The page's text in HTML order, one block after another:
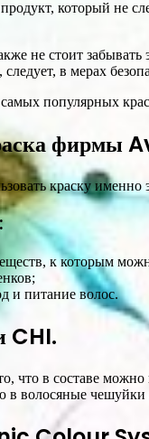
который не
не стоит
в мерах
популярных
фирмы
краску
к которым
и питание волос.
CHI.
что в составе
в волосяные